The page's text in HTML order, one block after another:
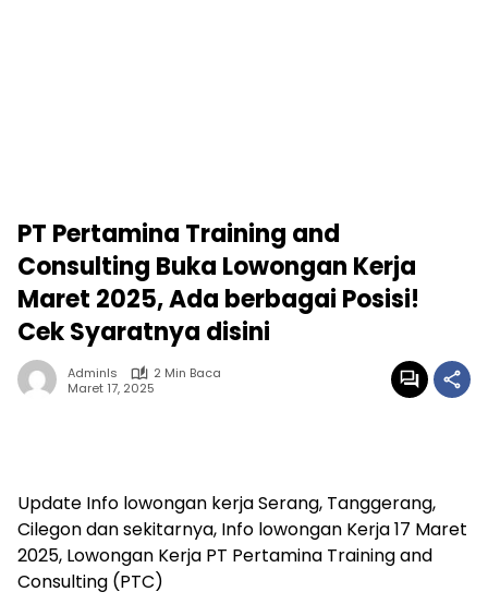
PT Pertamina Training and
Consulting Buka Lowongan Kerja
Maret 2025, Ada berbagai Posisi!
Cek Syaratnya disini
Adminls
2 Min Baca
Maret 17, 2025
Update Info lowongan kerja Serang, Tanggerang,
Cilegon dan sekitarnya, Info lowongan Kerja 17 Maret
2025, Lowongan Kerja PT Pertamina Training and
Consulting (PTC)